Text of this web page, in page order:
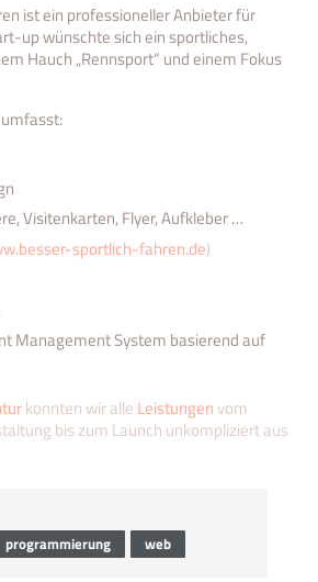
ist ein professioneller Anbieter für
up wünschte sich ein sportliches,
Hauch „Rennsport“ und einem Fokus
Visitenkarten, Flyer, Aufkleber …
sportlich-fahren.de)
Management System basierend auf
konnten wir alle Leistungen vom
bis zum Launch unkompliziert aus
programmierung web